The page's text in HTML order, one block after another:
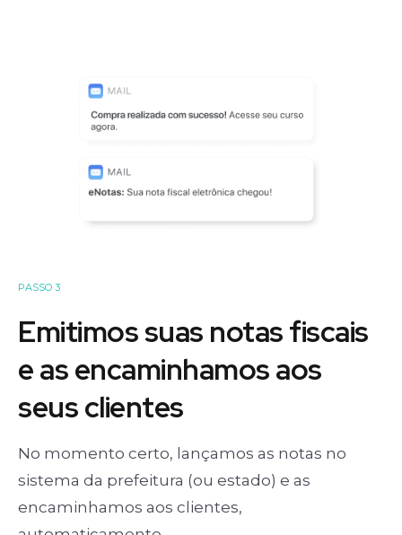
PASSO 3
Emitimos suas notas fiscais
e as encaminhamos aos
seus clientes
No momento certo, lançamos as notas no
sistema da prefeitura (ou estado) e as
encaminhamos aos clientes,